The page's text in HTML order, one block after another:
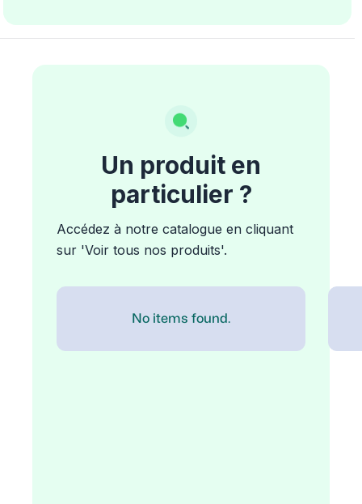
Un produit en
particulier ?
Accédez à notre catalogue en cliquant
sur 'Voir tous nos produits'.
No items found.